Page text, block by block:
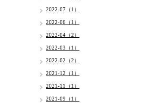
2022-07（1）
2022-06（1）
2022-04（2）
2022-03（1）
2022-02（2）
2021-12（1）
2021-11（1）
2021-09（1）